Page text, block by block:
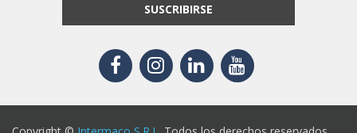
SUSCRIBIRSE